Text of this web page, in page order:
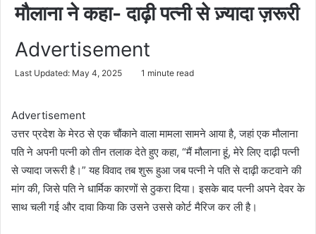
मौलाना ने कहा- दाढ़ी पत्नी से ज़्यादा ज़रूरी
Advertisement
Last Updated: May 4, 2025 1 minute read
Advertisement
उत्तर प्रदेश के मेरठ से एक चौंकाने वाला मामला सामने आया है, जहां एक मौलाना
पति ने अपनी पत्नी को तीन तलाक देते हुए कहा, “मैं मौलाना हूं, मेरे लिए दाढ़ी पत्नी
से ज्यादा जरूरी है।” यह विवाद तब शुरू हुआ जब पत्नी ने पति से दाढ़ी कटवाने की
मांग की, जिसे पति ने धार्मिक कारणों से ठुकरा दिया। इसके बाद पत्नी अपने देवर के
साथ चली गई और दावा किया कि उसने उससे कोर्ट मैरिज कर ली है।